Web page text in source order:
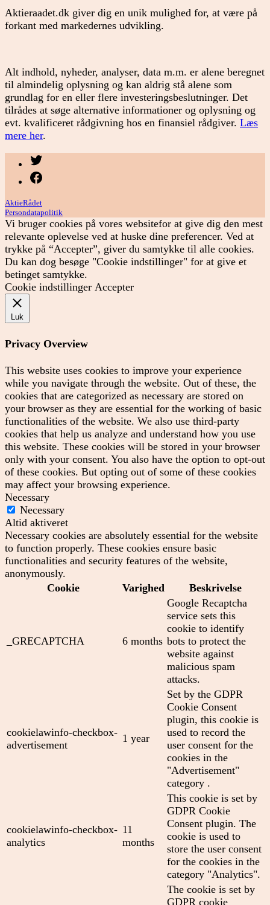
Aktieraadet.dk giver dig en unik mulighed for, at være på
forkant med markedernes udvikling.
Alt indhold, nyheder, analyser, data m.m. er alene beregnet
til almindelig oplysning og kan aldrig stå alene som
grundlag for en eller flere investeringsbeslutninger. Det
tilrådes at søge alternative informationer og oplysning og
evt. kvalificeret rådgivning hos en finansiel rådgiver. Læs
mere her.
AktieRådet
Persondatapolitik
Vi bruger cookies på vores websitefor at give dig den mest
relevante oplevelse ved at huske dine preferencer. Ved at
trykke på “Accepter”, giver du samtykke til alle cookies.
Du kan dog besøge "Cookie indstillinger" for at give et
betinget samtykke.
Cookie indstillinger Accepter
Luk
Privacy Overview
This website uses cookies to improve your experience
while you navigate through the website. Out of these, the
cookies that are categorized as necessary are stored on
your browser as they are essential for the working of basic
functionalities of the website. We also use third-party
cookies that help us analyze and understand how you use
this website. These cookies will be stored in your browser
only with your consent. You also have the option to opt-out
of these cookies. But opting out of some of these cookies
may affect your browsing experience.
Necessary
Necessary
Altid aktiveret
Necessary cookies are absolutely essential for the website
to function properly. These cookies ensure basic
functionalities and security features of the website,
anonymously.
Cookie
Varighed Beskrivelse
_GRECAPTCHA 6 months
Google Recaptcha
service sets this
cookie to identify
bots to protect the
website against
malicious spam
attacks.
cookielawinfo-checkbox-
advertisement
1 year
Set by the GDPR
Cookie Consent
plugin, this cookie is
used to record the
user consent for the
cookies in the
"Advertisement"
category .
cookielawinfo-checkbox-
analytics
11
months
This cookie is set by
GDPR Cookie
Consent plugin. The
cookie is used to
store the user consent
for the cookies in the
category "Analytics".
The cookie is set by
GDPR cookie